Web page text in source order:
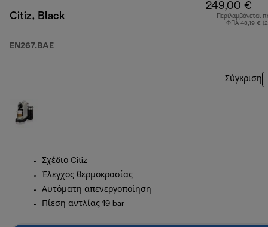
Citiz, Black
EN267.BAE
249,00 €
Περιλαμβάνεται
ΦΠΑ 48,19 €
Σύγκριση
Σχέδιο Citiz
Έλεγχος θερμοκρασίας
Αυτόματη απενεργοποίηση
Πίεση αντλίας 19 bar